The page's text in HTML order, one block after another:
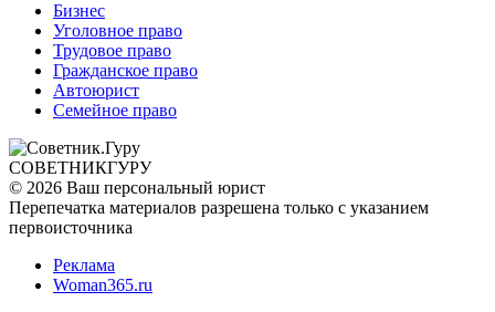
Бизнес
Уголовное право
Трудовое право
Гражданское право
Автоюрист
Семейное право
СОВЕТНИКГУРУ
© 2026 Ваш персональный юрист
Перепечатка материалов разрешена только с указанием
первоисточника
Реклама
Woman365.ru